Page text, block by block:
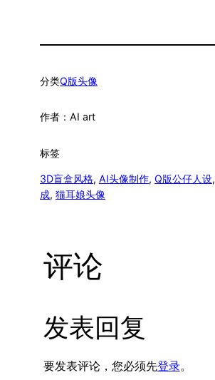
分类Q版头像
作者： AI art
标签
3D盲盒风格, AI头像制作, Q版公仔人设,
成, 猫耳娘头像
评论
发表回复
要发表评论，您必须先登录。